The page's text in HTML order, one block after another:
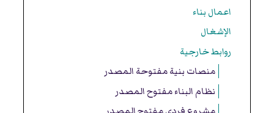
اعمال بناء
الإشغال
روابط خارجية
منصات بنية مفتوحة المصدر
نظام البناء مفتوح المصدر